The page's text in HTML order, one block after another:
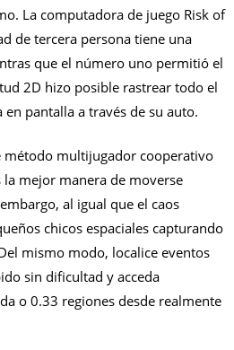
La computadora de juego Risk of
de tercera persona tiene una
que el número uno permitió el
2D hizo posible rastrear todo el
pantalla a través de su auto.
método multijugador cooperativo
mejor manera de moverse
al igual que el caos
chicos espaciales capturando
mismo modo, localice eventos
sin dificultad y acceda
o 0.33 regiones desde realmente